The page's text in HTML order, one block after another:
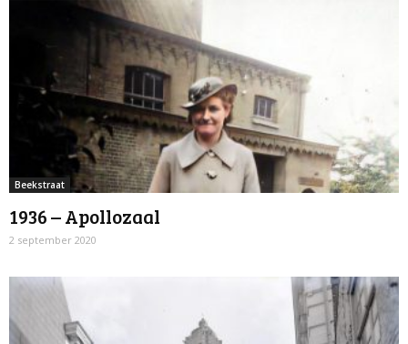
Beekstraat
1936 – Apollozaal
2 september 2020